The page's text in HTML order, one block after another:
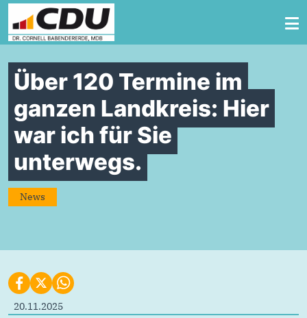
Zum Inhalt springen
Über 120 Termine im
ganzen Landkreis: Hier
war ich für Sie
unterwegs.
News
20.11.2025